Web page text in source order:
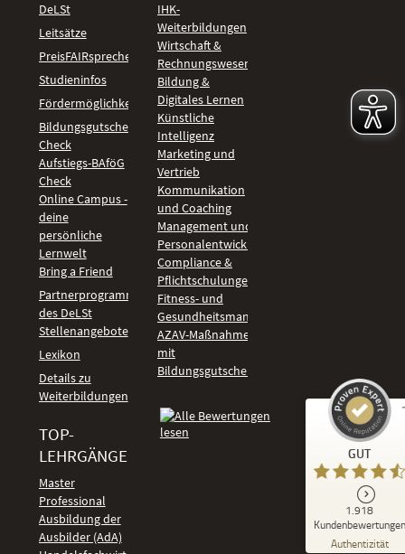
DeLSt
Leitsätze
PreisFAIRsprechen
Studieninfos
Fördermöglichkeiten
Bildungsgutschein
Check
Aufstiegs-BAföG
Check
Online Campus -
deine
persönliche
Lernwelt
Bring a Friend
Partnerprogramm
des DeLSt
Stellenangebote
Lexikon
Details zu
Weiterbildungen
TOP-
LEHRGÄNGE
Master
Professional
Ausbildung der
Ausbilder (AdA)
IHK-
Weiterbildungen
Wirtschaft &
Rechnungswesen
Bildung &
Digitales Lernen
Künstliche
Intelligenz
Marketing und
Vertrieb
Kommunikation
und Coaching
Management und
Personalentwicklung
Compliance &
Pflichtschulungen
Fitness- und
Gesundheitsmanagement
AZAV-Maßnahmen
mit
Bildungsgutschein
GUT
1.918
Kundenbewertungen
Authentizität
Kundenbewertungen und Erfahrungen zu
DeLSt - Deutsches eLearning Studieninstitut
92
%
Empfehlungen auf
ProvenExpert.com